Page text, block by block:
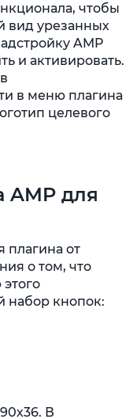
чтобы
вид урезанных
AMP
и активировать.
в меню плагина
целевого
AMP для
плагина от
о том, что
набор кнопок:
В